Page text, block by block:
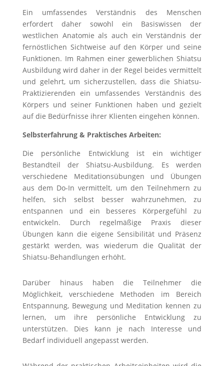
Ein umfassendes Verständnis des Menschen
erfordert daher sowohl ein Basiswissen der
westlichen Anatomie als auch ein Verständnis der
fernöstlichen Sichtweise auf den Körper und seine
Funktionen. Im Rahmen einer gewerblichen Shiatsu
Ausbildung wird daher in der Regel beides vermittelt
und gelehrt, um sicherzustellen, dass die Shiatsu-
Praktizierenden ein umfassendes Verständnis des
Körpers und seiner Funktionen haben und gezielt
auf die Bedürfnisse ihrer Klienten eingehen können.
Selbsterfahrung & Praktisches Arbeiten:
Die persönliche Entwicklung ist ein wichtiger
Bestandteil der Shiatsu-Ausbildung. Es werden
verschiedene Meditationsübungen und Übungen
aus dem Do-In vermittelt, um den Teilnehmern zu
helfen, sich selbst besser wahrzunehmen, zu
entspannen und ein besseres Körpergefühl zu
entwickeln. Durch regelmäßige Praxis dieser
Übungen kann die eigene Sensibilität und Präsenz
gestärkt werden, was wiederum die Qualität der
Shiatsu-Behandlungen erhöht.
Darüber hinaus haben die Teilnehmer die
Möglichkeit, verschiedene Methoden im Bereich
Entspannung, Bewegung und Meditation kennen zu
lernen, um ihre persönliche Entwicklung zu
unterstützen. Dies kann je nach Interesse und
Bedarf individuell angepasst werden.